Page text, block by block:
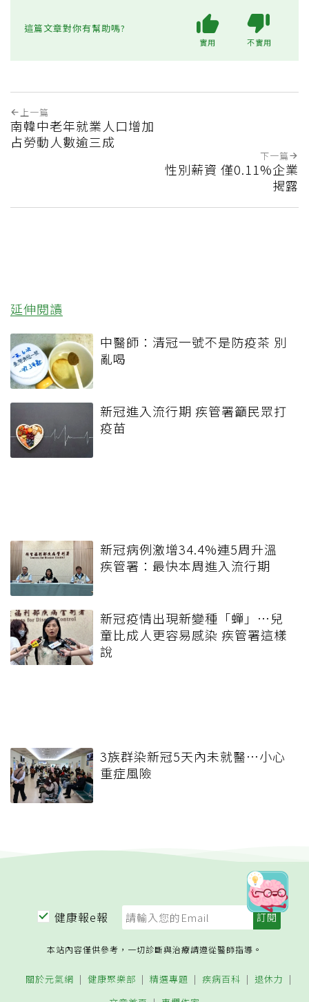
這篇文章對你有幫助嗎?
實用 不實用
上一篇
南韓中老年就業人口增加
占勞動人數逾三成
下一篇
性別薪資 僅0.11%企業
揭露
延伸閱讀
中醫師：清冠一號不是防疫茶 別
亂喝
新冠進入流行期 疾管署籲民眾打
疫苗
新冠病例激增34.4%連5周升溫
疾管署：最快本周進入流行期
新冠疫情出現新變種「蟬」…兒
童比成人更容易感染 疾管署這樣
說
3族群染新冠5天內未就醫…小心
重症風險
健康報e報
本站內容僅供參考，一切診斷與治療請遵從醫師指導。
關於元氣網 健康聚樂部 精選專題 疾病百科
退休力